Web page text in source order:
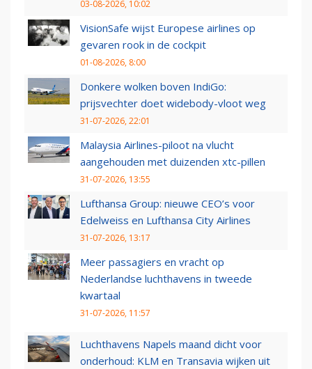
03-08-2026, 10:02
VisionSafe wijst Europese airlines op
gevaren rook in de cockpit
01-08-2026, 8:00
Donkere wolken boven IndiGo:
prijsvechter doet widebody-vloot weg
31-07-2026, 22:01
Malaysia Airlines-piloot na vlucht
aangehouden met duizenden xtc-pillen
31-07-2026, 13:55
Lufthansa Group: nieuwe CEO’s voor
Edelweiss en Lufthansa City Airlines
31-07-2026, 13:17
Meer passagiers en vracht op
Nederlandse luchthavens in tweede
kwartaal
31-07-2026, 11:57
Luchthavens Napels maand dicht voor
onderhoud: KLM en Transavia wijken uit